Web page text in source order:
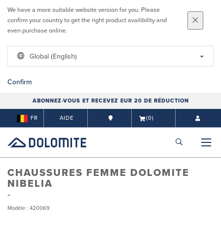
We have a more suitable website version for you. Please
confirm your country to get the right product availibility and
even purchase online.
Global (English)
Confirm
ABONNEZ-VOUS ET RECEVEZ EUR 20 DE RÉDUCTION
FR AIDE (0)
CHAUSSURES FEMME DOLOMITE
NIBELIA
Modèle : 420069